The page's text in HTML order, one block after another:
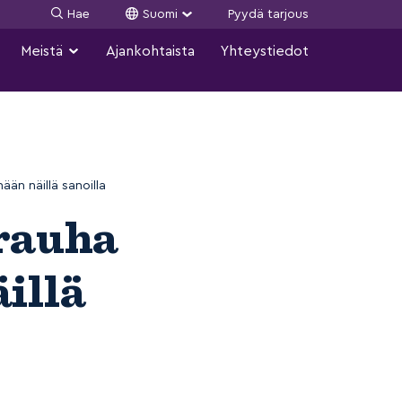
Hae Suomi Pyydä tarjous
Meistä Ajankohtaista Yhteystiedot
näillä sanoilla